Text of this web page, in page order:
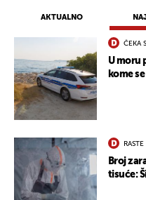
AKTUALNO
ČEKA
U moru
kome
Broj
tisuće: